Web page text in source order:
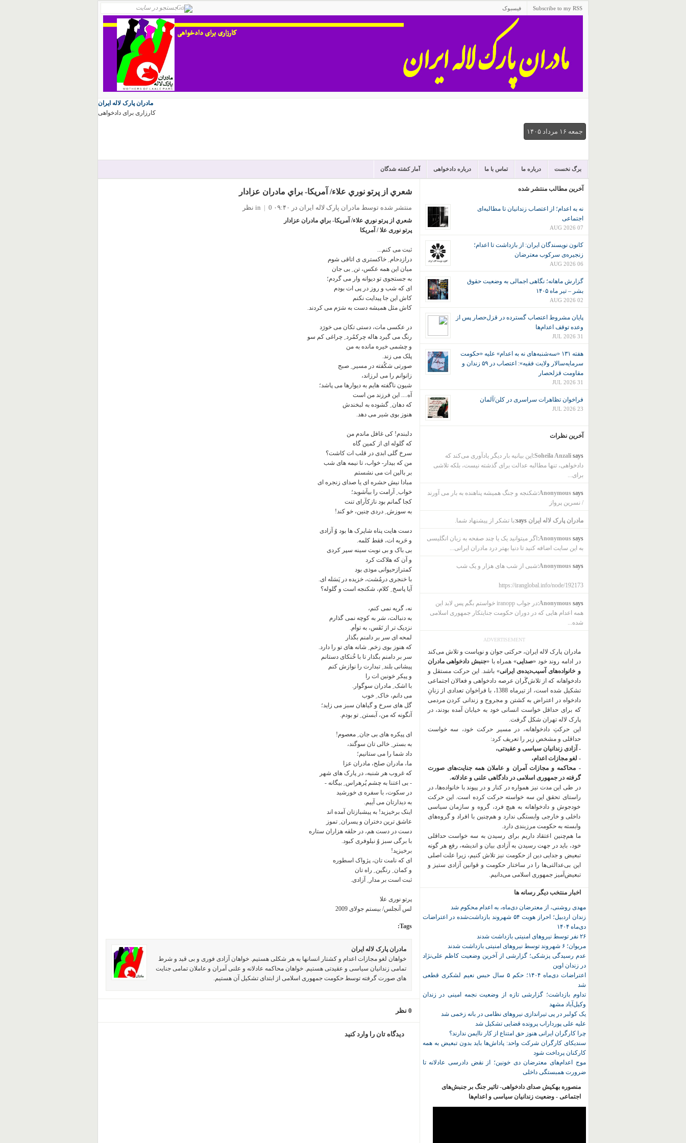
Subscribe to my RSS فیسبوک
مادران پارک لاله ایران
کارزاری برای دادخواهی
جمعه ۱۶ مرداد ۱۴۰۵
برگ نخست درباره ما تماس با ما درباره دادخواهی آمار کشته شدگان
شعري از پرتو نوري علاء/ آمريكا- براي مادران عزادار
منتشر شده توسط مادران پارک لاله ایران در ۰۹:۴۰ in | 0 نظر
شعري از پرتو نوري علاء/ آمريكا- براي مادران عزادار
پرتو نوری علا / آمریکا
ثبت می کنم...
درازدحام ِ خاکستری ی اتاقی شوم
میان این همه عکس، تن ِ بی جان
به جستجوی تو دیوانه وار می گردم؛
ای که شب و روز در پی ات بودم
کاش این جا پیدایت نکنم
کاش مثل همیشه دست به سَرَم می کردند.
در عکسی مات، دستی تکان می خورَد
رنگ می گیرد هاله چرکمُرد ِ چراغی کم سو
و چشمی خیره مانده به من
پلک می زند.
صورتی شکُفته در مسیر ِ صبح
زانوانم را می لرزاند،
شیون ناگفته هایم به دیوارها می پاشد؛
آه.... این فرزند من است
که دهان ِ گشوده به لبخندش
هنوز بوی شیر می دهد.
دلبندم! کی غافل ماندم من
که گلوله ای از کمین گاه
سرخ گلی ابدی در قلب ات کاشت؟
من که بیدار- خواب، تا نیمه های شب
بر بالین ات می نشستم
مبادا نیش حشره ای یا صدای زنجره ای
خواب ِ آرامت را بیآشوبد؛
کجا گمانم بود نازکآرای تنت
به سوزش ِ دردی چنین، خو کند!
دست هایت پناه شاپرک ها بود وُ آزادی
و حَربه ات، فقط کلمه.
بی باک و بی نوبت سینه سپر کردی
و آن که هلاکت کرد
کمترازحیوانی موذی بود
با خنجری درمُشت، خزیده در پَسَله ای.
آیا پاسخ ِ کلام، شکنجه است و گلوله؟
نه، گریه نمی کنم،
به دنبالت، سَر به کوچه نمی گذارم
نزدیک تر از نَفَس، به توأم.
لمحه ای سر بر دامنم بگذار
که هنوز بوی زخم ِ شانه های تو را دارد.
سر بر دامنم بگذار تا با خُنکای دستانم
پیشانی بلند ِ تبدارت را نوازش کنم
و پیکر خونین ات را
با اشک ِ مادران سوگوار.
می دانم، خاک ِ خوب
گل های سرخ و گیاهان سبز می زاید؛
آنگونه که من، آبستن ِ تو بودم.
ای پیکره های بی جان ِ معصوم!
به بستر ِ خالی تان سوگند،
داد شما را می ستانیم؛
ما، مادران صلح، مادران عزا
که غروب هر شنبه، در پارک های شهر
- بی اعتنا به چشم پُرهراس ِ بیگانه -
در سکوت، با سفره ی خورشید
به دیدارتان می آییم.
اینک برخیزید! به پیشبازتان آمده اند
عاشق ترین دختران و پسران ِ تموز
دست در دست هم، در حلقه هزاران ستاره
با برگی سبز وُ نیلوفری کبود.
برخیزید!
ای که نامت تان، پژواک اسطوره
و کمان ِ رنگین ِ راه تان
ثبت است بر مدار ِ آزادی.
پرتو نوری علا
لس آنجلس/ بیستم جولای 2009
Tags:
مادران پارک لاله ایران
خواهان لغو مجازات اعدام و کشتار انسانها به هر شکلی هستیم. خواهان آزادی فوری و بی قید و شرط
تمامی زندانیان سیاسی و عقیدتی هستیم. خواهان محاکمه عادلانه و علنی آمران و عاملان تمامی جنایت
های صورت گرفته توسط حکومت جمهوری اسلامی از ابتدای تشکیل آن هستیم.
0 نظر
دیدگاه تان را وارد کنید
آخرین مطالب منتشر شده
نه به اعدام؛ از اعتصاب زندانیان تا مطالبه‌ای
اجتماعی
07 AUG 2026
کانون نويسندگان ايران: از بازداشت تا اعدام؛
زنجیره‌ی سرکوب معترضان
06 AUG 2026
گزارش ماهانه؛ نگاهی اجمالی به وضعیت حقوق
بشر – تیر ماه ۱۴۰۵
02 AUG 2026
پایان مشروط اعتصاب گسترده در قزل‌حصار پس از
وعده توقف اعدام‌ها
31 JUL 2026
هفته ۱۳۱ «سه‌شنبه‌های نه به اعدام» علیه «حکومت
سرمایه‌سالار ولایت فقیه»: اعتصاب در ۵۹ زندان و
مقاومت قزلحصار
31 JUL 2026
فراخوان تظاهرات سراسری در کلن/آلمان
23 JUL 2026
آخرین نظرات
Soheila Anzalisays:
این بیانیه بار دیگر یادآوری می‌کند که
دادخواهی، تنها مطالبه عدالت برای گذشته نیست، بلکه تلاشی
برای...
Anonymoussays:
شکنجه و جنگ همیشه پناهنده به بار می آورند
/ نسرین پرواز
مادران پارک لاله ایران says: با تشکر از پیشنهاد شما.
Anonymoussays:
اگر میتوانید یک یا چند صفحه به زبان انگلیسی
به این سایت اضافه کنید تا دنیا بهتر درد مادران ایرانی...
Anonymoussays: شبی از شب های هزار و یک شب
https://iranglobal.info/node/192173
Anonymoussays:
در جواب iranopp خواستم بگم پس لابد این
همه اعدام هایی که در دوران حکومت جنایتکار جمهوری اسلامی
شده...
ADVERTISEMENT
مادران پارک لاله ایران، حرکتی جوان و نوپاست و تلاش می‌کند
در ادامه روند خود «صدایی» همراه با «جنبش دادخواهی مادران
و خانواده‌های آسیب‌دیده‌ی ایرانی» باشد. این حرکت مستقل و
دادخواهانه که از تلاش‌گَران عرصه دادخواهی و فعالان اجتماعی
تشکیل شده است، از تیرماه 1388، با فراخوان تعدادی از زنانِ
دادخواه در اعتراض به کشتن و مجروح و زندانی کردن مردمی
که برای حداقل خواست انسانی خود به خیابان آمده بودند، در
پارک لاله تهران شکل گرفت.
این حرکتِ دادخواهانه، در مسیر حرکت خود، سه خواست
حداقلی و مشخص زیر را تعریف کرد:
- آزادی زندانیان سیاسی و عقیدتی،
- لغو مجازات اعدام،
- محاکمه و مجازات آمران و عاملان همه جنایت‌های صورت
گرفته در جمهوری اسلامی در دادگاهی علنی و عادلانه.
در طی این مدت نیز همواره در کنار و در پیوند با خانواده‌ها، در
راستای تحقق این سه خواسته حرکت کرده است. این حرکت
خودجوش و دادخواهانه به هیچ فرد، گروه و سازمان سیاسی
داخلی و خارجی وابستگی ندارد و هم‌چنین با افراد و گروه‌های
وابسته به حکومت مرزبندی دارد.
ما هم‌چنین اعتقاد داریم برای رسیدن به سه خواست حداقلی
خود، باید در جهت رسیدن به آزادی بیان و اندیشه، رفع هر گونه
تبعیض و جدایی دین از حکومت نیز تلاش کنیم، زیرا علت اصلی
این بی‌عدالتی‌ها را در ساختار حکومت و قوانین آزادی ستیز و
تبعیض‌آمیز جمهوری اسلامی می‌دانیم.
اخبار منتخب دیگر رسانه ها
مهدی روشنی، از معترضان دی‌ماه، به اعدام محکوم شد
زندان اردبیل؛ احراز هویت ۵۴ شهروند بازداشت‌شده در اعتراضات
دی‌ماه ۱۴۰۴
۲۶ نفر توسط نیروهای امنیتی بازداشت شدند
مریوان؛ ۶ شهروند توسط نیروهای امنیتی بازداشت شدند
عدم رسیدگی پزشکی؛ گزارشی از آخرین وضعیت کاظم علی‌نژاد
در زندان اوین
اعتراضات دی‌ماه ۱۴۰۴؛ حکم ۵ سال حبس نعیم لشکری قطعی
شد
تداوم بازداشت؛ گزارشی تازه از وضعیت نجمه امینی در زندان
وکیل‌آباد مشهد
یک کولبر در پی تیراندازی نیروهای نظامی در بانه زخمی شد
علیه علی پورداراب پرونده قضایی تشکیل شد
چرا کارگران ایرانی هنوز حق امتناع از کار ناایمن ندارند؟
سندیکای کارگران شرکت واحد: پاداش‌ها باید بدون تبعیض به همه
کارکنان پرداخت شود
موج اعدام‌های معترضان دی‌ خونین؛ از نقض دادرسی عادلانه تا
ضرورت همبستگی داخلی
منصوره بهکیش صدای دادخواهی- تاثیر جنگ بر جنبش‌های
اجتماعی - وضعیت زندانیان سیاسی و اعدام‌ها